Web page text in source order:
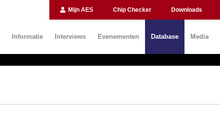
Mijn AES Chip Checker Downloads
Informatie Interviews Evenementen Database Media